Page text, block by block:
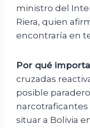
ministro del
Riera, quien
encontraría en
Por qué
cruzadas
posible
narcotraficantes
situar a Bolivia